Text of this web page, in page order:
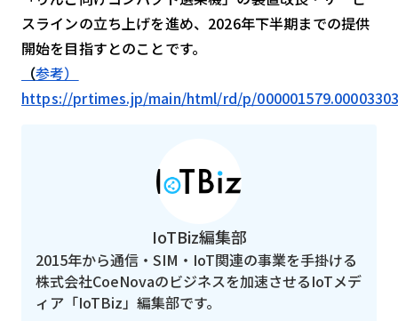
スラインの立ち上げを進め、2026年下半期までの提供
開始を目指すとのことです。
（参考）
https://prtimes.jp/main/html/rd/p/
IoTBiz編集部
2015年から通信・SIM・IoT関連の事業を手掛ける
株式会社CoeNovaのビジネスを加速させるIoTメデ
ィア「IoTBiz」編集部です。